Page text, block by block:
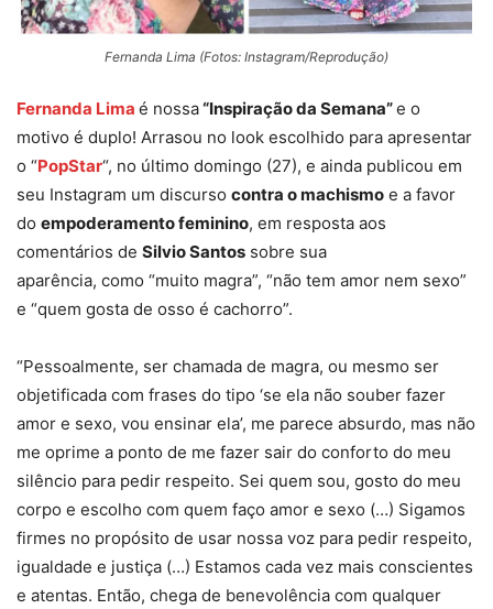
Fernanda Lima (Fotos: Instagram/Reprodução)
Fernanda Lima é nossa“Inspiração da Semana”e o
motivo é duplo! Arrasou no look escolhido para apresentar
o “PopStar“, no último domingo (27), e ainda publicou em
seu Instagram um discurso contra o machismo e a favor
do empoderamento feminino, em resposta aos
comentários de Silvio Santos sobre sua
aparência, como “muito magra”, “não tem amor nem sexo”
e “quem gosta de osso é cachorro”.
“Pessoalmente, ser chamada de magra, ou mesmo ser
objetificada com frases do tipo ‘se ela não souber fazer
amor e sexo, vou ensinar ela’, me parece absurdo, mas não
me oprime a ponto de me fazer sair do conforto do meu
silêncio para pedir respeito. Sei quem sou, gosto do meu
corpo e escolho com quem faço amor e sexo (…) Sigamos
firmes no propósito de usar nossa voz para pedir respeito,
igualdade e justiça (…) Estamos cada vez mais conscientes
e atentas. Então, chega de benevolência com qualquer